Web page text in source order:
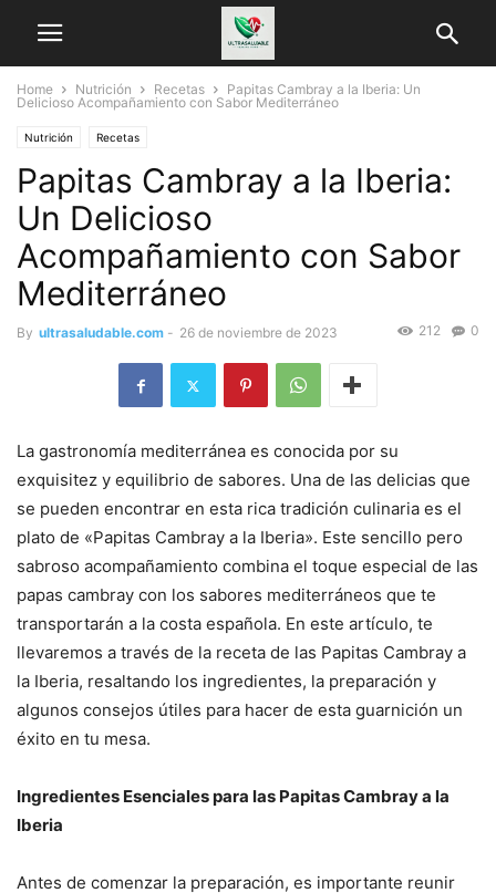
Home Nutrición Recetas
Papitas Cambray a la Iberia: Un
Delicioso Acompañamiento con Sabor Mediterráneo
Nutrición Recetas
Papitas Cambray a la Iberia:
Un Delicioso
Acompañamiento con Sabor
Mediterráneo
By ultrasaludable.com - 26 de noviembre de 2023 0
212
La gastronomía mediterránea es conocida por su
exquisitez y equilibrio de sabores. Una de las delicias que
se pueden encontrar en esta rica tradición culinaria es el
plato de «Papitas Cambray a la Iberia». Este sencillo pero
sabroso acompañamiento combina el toque especial de las
papas cambray con los sabores mediterráneos que te
transportarán a la costa española. En este artículo, te
llevaremos a través de la receta de las Papitas Cambray a
la Iberia, resaltando los ingredientes, la preparación y
algunos consejos útiles para hacer de esta guarnición un
éxito en tu mesa.
Ingredientes Esenciales para las Papitas Cambray a la
Iberia
Antes de comenzar la preparación, es importante reunir